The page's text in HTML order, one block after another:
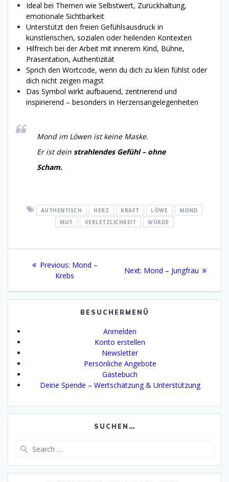
Ideal bei Themen wie Selbstwert, Zurückhaltung,
emotionale Sichtbarkeit
Unterstützt den freien Gefühlsausdruck in
künstlerischen, sozialen oder heilenden Kontexten
Hilfreich bei der Arbeit mit innerem Kind, Bühne,
Präsentation, Authentizität
Sprich den Wortcode, wenn du dich zu klein fühlst oder
dich nicht zeigen magst
Das Symbol wirkt aufbauend, zentrierend und
inspirierend – besonders in Herzensangelegenheiten
Mond im Löwen ist keine Maske.
Er ist dein strahlendes Gefühl – ohne
Scham.
AUTHENTISCH HERZ KRAFT LÖWE
MOND
MUT
VERLETZLICHKEIT WÜRDE
Beitragsnavigation
Previous: Previous
post:
Mond –
Krebs
Next: Next
Mond – Jungfrau
BESUCHERMENÜ
Anmelden
Konto erstellen
Newsletter
Persönliche Angebote
Gästebuch
Deine Spende – Wertschätzung & Unterstützung
SUCHEN…